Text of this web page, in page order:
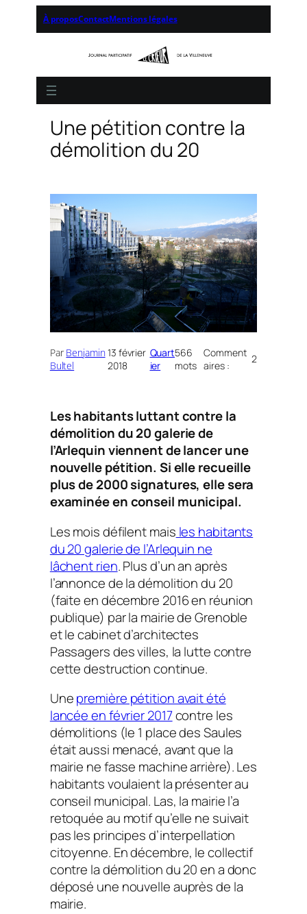
À proposContactMentions légales
Une pétition contre la
démolition du 20
ParBenjamin
Bultel
13 février
2018
Quart
ier
566
mots
Comment
aires :
2
Les habitants luttant contre la
démolition du 20 galerie de
l’Arlequin viennent de lancer une
nouvelle pétition. Si elle recueille
plus de 2000 signatures, elle sera
examinée en conseil municipal.
Les mois défilent mais les habitants
du 20 galerie de l’Arlequin ne
lâchent rien. Plus d’un an après
l’annonce de la démolition du 20
(faite en décembre 2016 en réunion
publique) par la mairie de Grenoble
et le cabinet d’architectes
Passagers des villes, la lutte contre
cette destruction continue.
Unepremière pétition avait été
lancée en février 2017contre les
démolitions (le 1 place des Saules
était aussi menacé, avant que la
mairie ne fasse machine arrière). Les
habitants voulaient la présenter au
conseil municipal. Las, la mairie l’a
retoquée au motif qu’elle ne suivait
pas les principes d’interpellation
citoyenne. En décembre, le collectif
contre la démolition du 20 en a donc
déposé une nouvelle auprès de la
mairie.